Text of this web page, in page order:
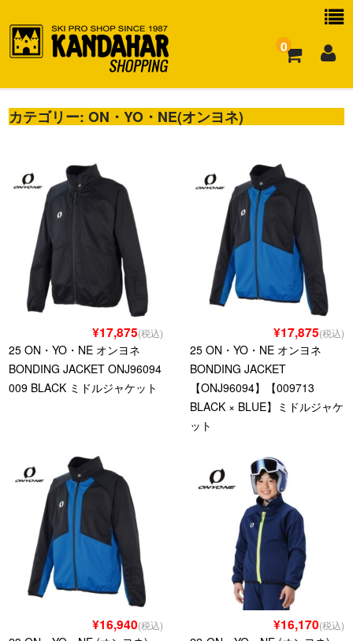
0
お買い物ガイド
カテゴリー:ON・YO・NE(オンヨネ)
¥17,875(税込)
25 ON・YO・NE オンヨネ
BONDING JACKET ONJ96094
009 BLACK ミドルジャケット
¥17,875(税込)
25 ON・YO・NE オンヨネ
BONDING JACKET
【ONJ96094】【009713
BLACK × BLUE】ミドルジャケ
ット
¥16,940(税込) ¥16,170(税込)